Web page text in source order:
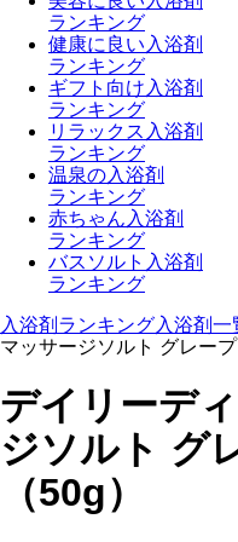
ランキング
健康に良い入浴剤
ランキング
ギフト向け入浴剤
ランキング
リラックス入浴剤
ランキング
温泉の入浴剤
ランキング
赤ちゃん入浴剤
ランキング
バスソルト入浴剤
ランキング
入浴剤ランキング入浴剤一
マッサージソルト グレープ
デイリーデ
ジソルト グ
（50g）